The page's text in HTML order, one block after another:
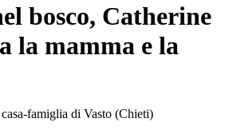
bosco, Catherine
la mamma e la
famiglia di Vasto (Chieti)